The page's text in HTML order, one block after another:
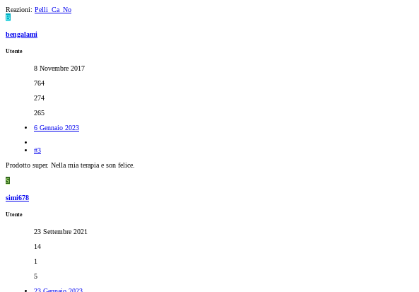
Reazioni: Pelli_Ca_No
B
bengalami
Utente
8 Novembre 2017
764
274
265
6 Gennaio 2023
#3
Prodotto super. Nella mia terapia e son felice.
S
simi678
Utente
23 Settembre 2021
14
1
5